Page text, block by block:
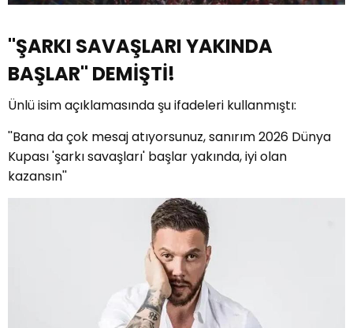
"ŞARKI SAVAŞLARI YAKINDA
BAŞLAR" DEMİŞTİ!
Ünlü isim açıklamasında şu ifadeleri kullanmıştı:
''Bana da çok mesaj atıyorsunuz, sanırım 2026 Dünya
Kupası 'şarkı savaşları' başlar yakında, iyi olan
kazansın''